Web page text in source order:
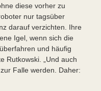
diese vorher zu
nur tagsüber
darauf verzichten. Ihre
Igel, wenn sich die
und häufig
Rutkowski. „Und auch
Falle werden. Daher: